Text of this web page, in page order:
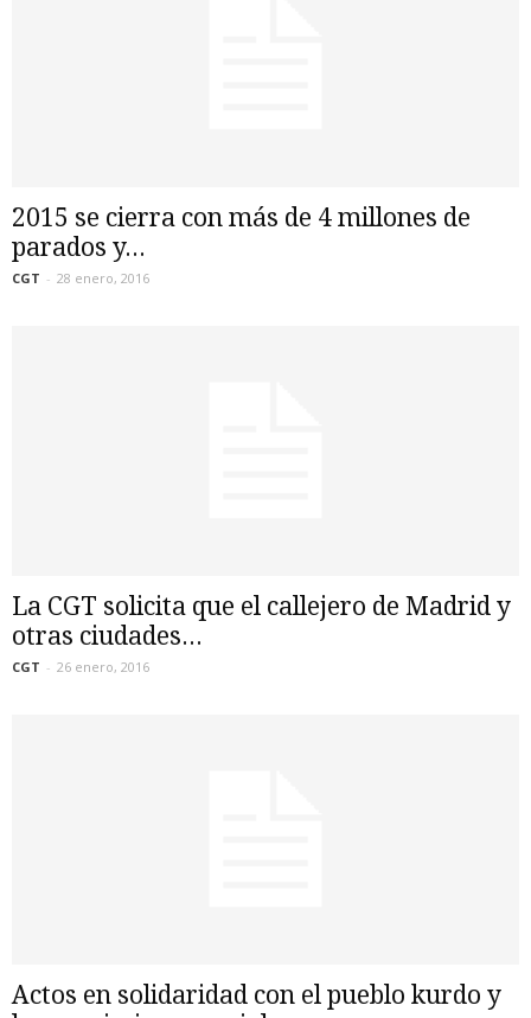
2015 se cierra con más de 4 millones de
parados y...
CGT - 28 enero, 2016
La CGT solicita que el callejero de Madrid y
otras ciudades...
CGT - 26 enero, 2016
Actos en solidaridad con el pueblo kurdo y